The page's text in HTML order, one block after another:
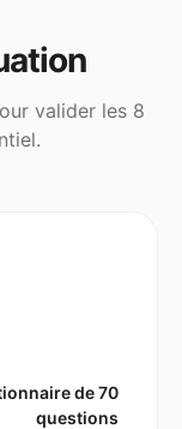
valider les 8
de 70
questions